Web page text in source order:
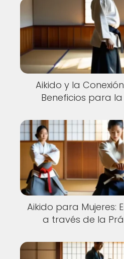
Aikido y la
Beneficios para
Aikido para Mujeres:
a través de la